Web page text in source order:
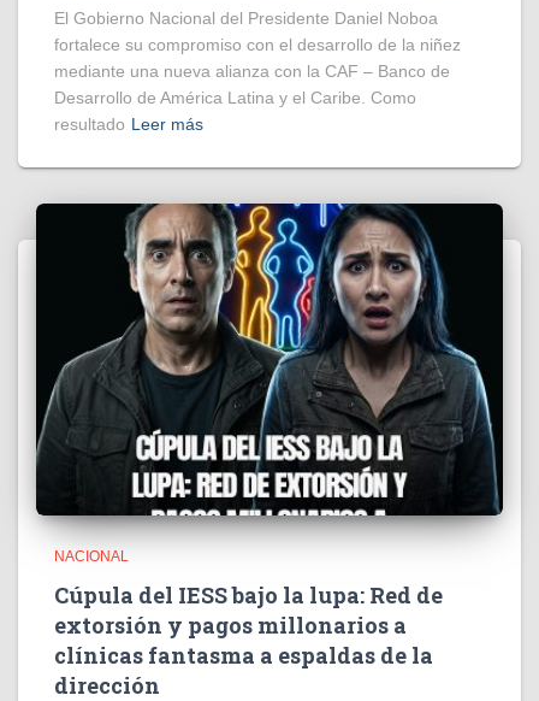
El Gobierno Nacional del Presidente Daniel Noboa
fortalece su compromiso con el desarrollo de la niñez
mediante una nueva alianza con la CAF – Banco de
Desarrollo de América Latina y el Caribe. Como
resultado Leer más
NACIONAL
Cúpula del IESS bajo la lupa: Red de
extorsión y pagos millonarios a
clínicas fantasma a espaldas de la
dirección